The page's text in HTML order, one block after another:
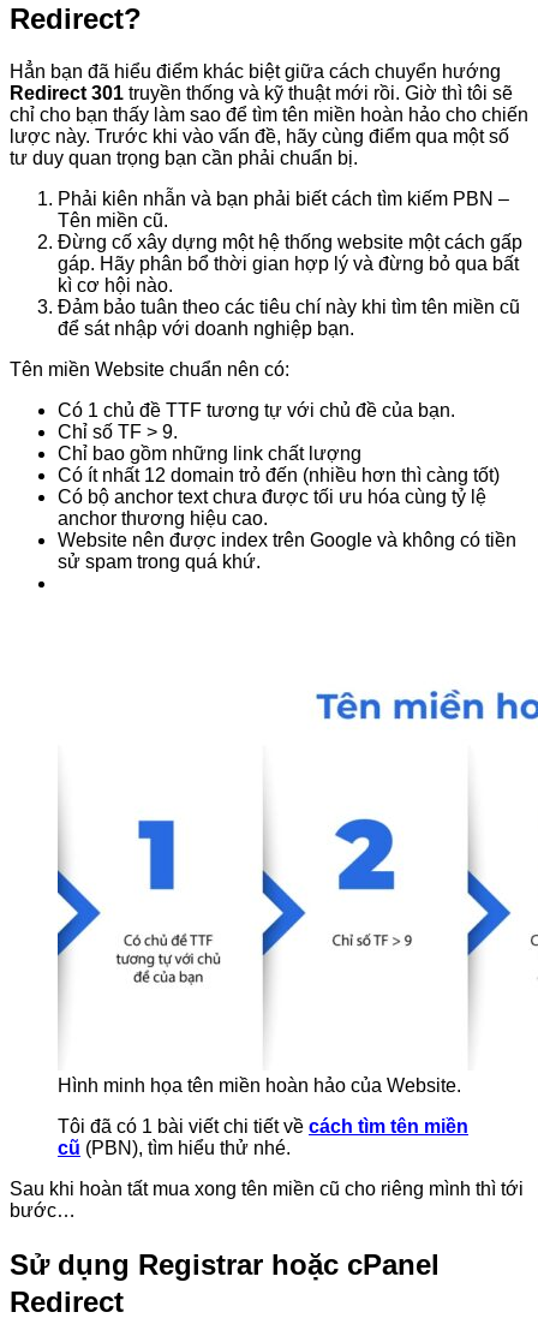
Redirect?
Hẳn bạn đã hiểu điểm khác biệt giữa cách chuyển hướng
Redirect 301 truyền thống và kỹ thuật mới rồi. Giờ thì tôi sẽ
chỉ cho bạn thấy làm sao để tìm tên miền hoàn hảo cho chiến
lược này. Trước khi vào vấn đề, hãy cùng điểm qua một số
tư duy quan trọng bạn cần phải chuẩn bị.
Phải kiên nhẫn và bạn phải biết cách tìm kiếm PBN –
Tên miền cũ.
Đừng cố xây dựng một hệ thống website một cách gấp
gáp. Hãy phân bổ thời gian hợp lý và đừng bỏ qua bất
kì cơ hội nào.
Đảm bảo tuân theo các tiêu chí này khi tìm tên miền cũ
để sát nhập với doanh nghiệp bạn.
Tên miền Website chuẩn nên có:
Có 1 chủ đề TTF tương tự với chủ đề của bạn.
Chỉ số TF > 9.
Chỉ bao gồm những link chất lượng
Có ít nhất 12 domain trỏ đến (nhiều hơn thì càng tốt)
Có bộ anchor text chưa được tối ưu hóa cùng tỷ lệ
anchor thương hiệu cao.
Website nên được index trên Google và không có tiền
sử spam trong quá khứ.
Hình minh họa tên miền hoàn hảo của Website.
Tôi đã có 1 bài viết chi tiết về cách tìm tên miền
cũ (PBN), tìm hiểu thử nhé.
Sau khi hoàn tất mua xong tên miền cũ cho riêng mình thì tới
bước…
Sử dụng Registrar hoặc cPanel
Redirect